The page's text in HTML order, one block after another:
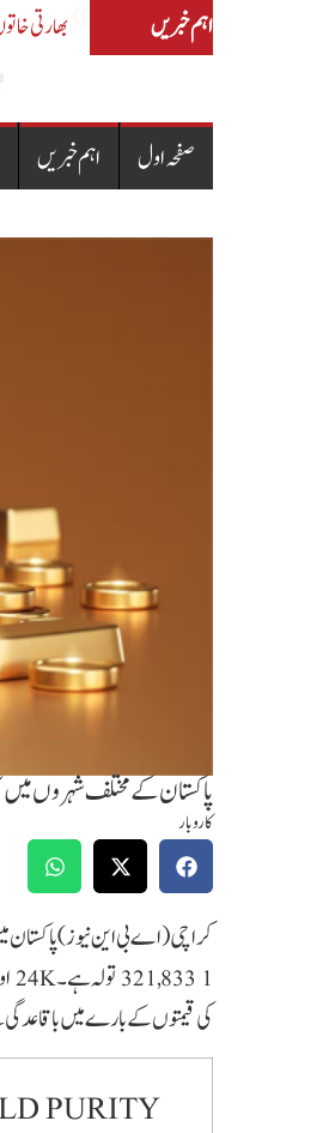
اہم خبریں آزاد کشمیر
صفحہ اول اہم خبریں
پاکستان کے مختلف شہروں میں آج بروزہفتہ28جون
کاروبار
کی قیمتوں کے بارے میں
PURITY